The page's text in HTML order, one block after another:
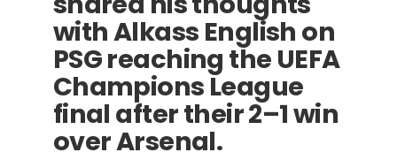
with Alkass English on
PSG reaching the UEFA
Champions League
final after their 2–1 win
over Arsenal.